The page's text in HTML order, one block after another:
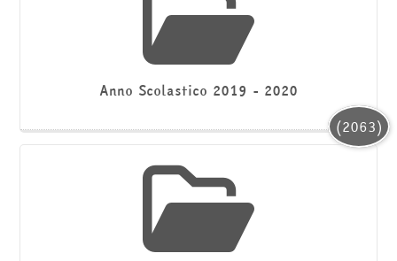
Anno Scolastico 2019 - 2020
(2063)